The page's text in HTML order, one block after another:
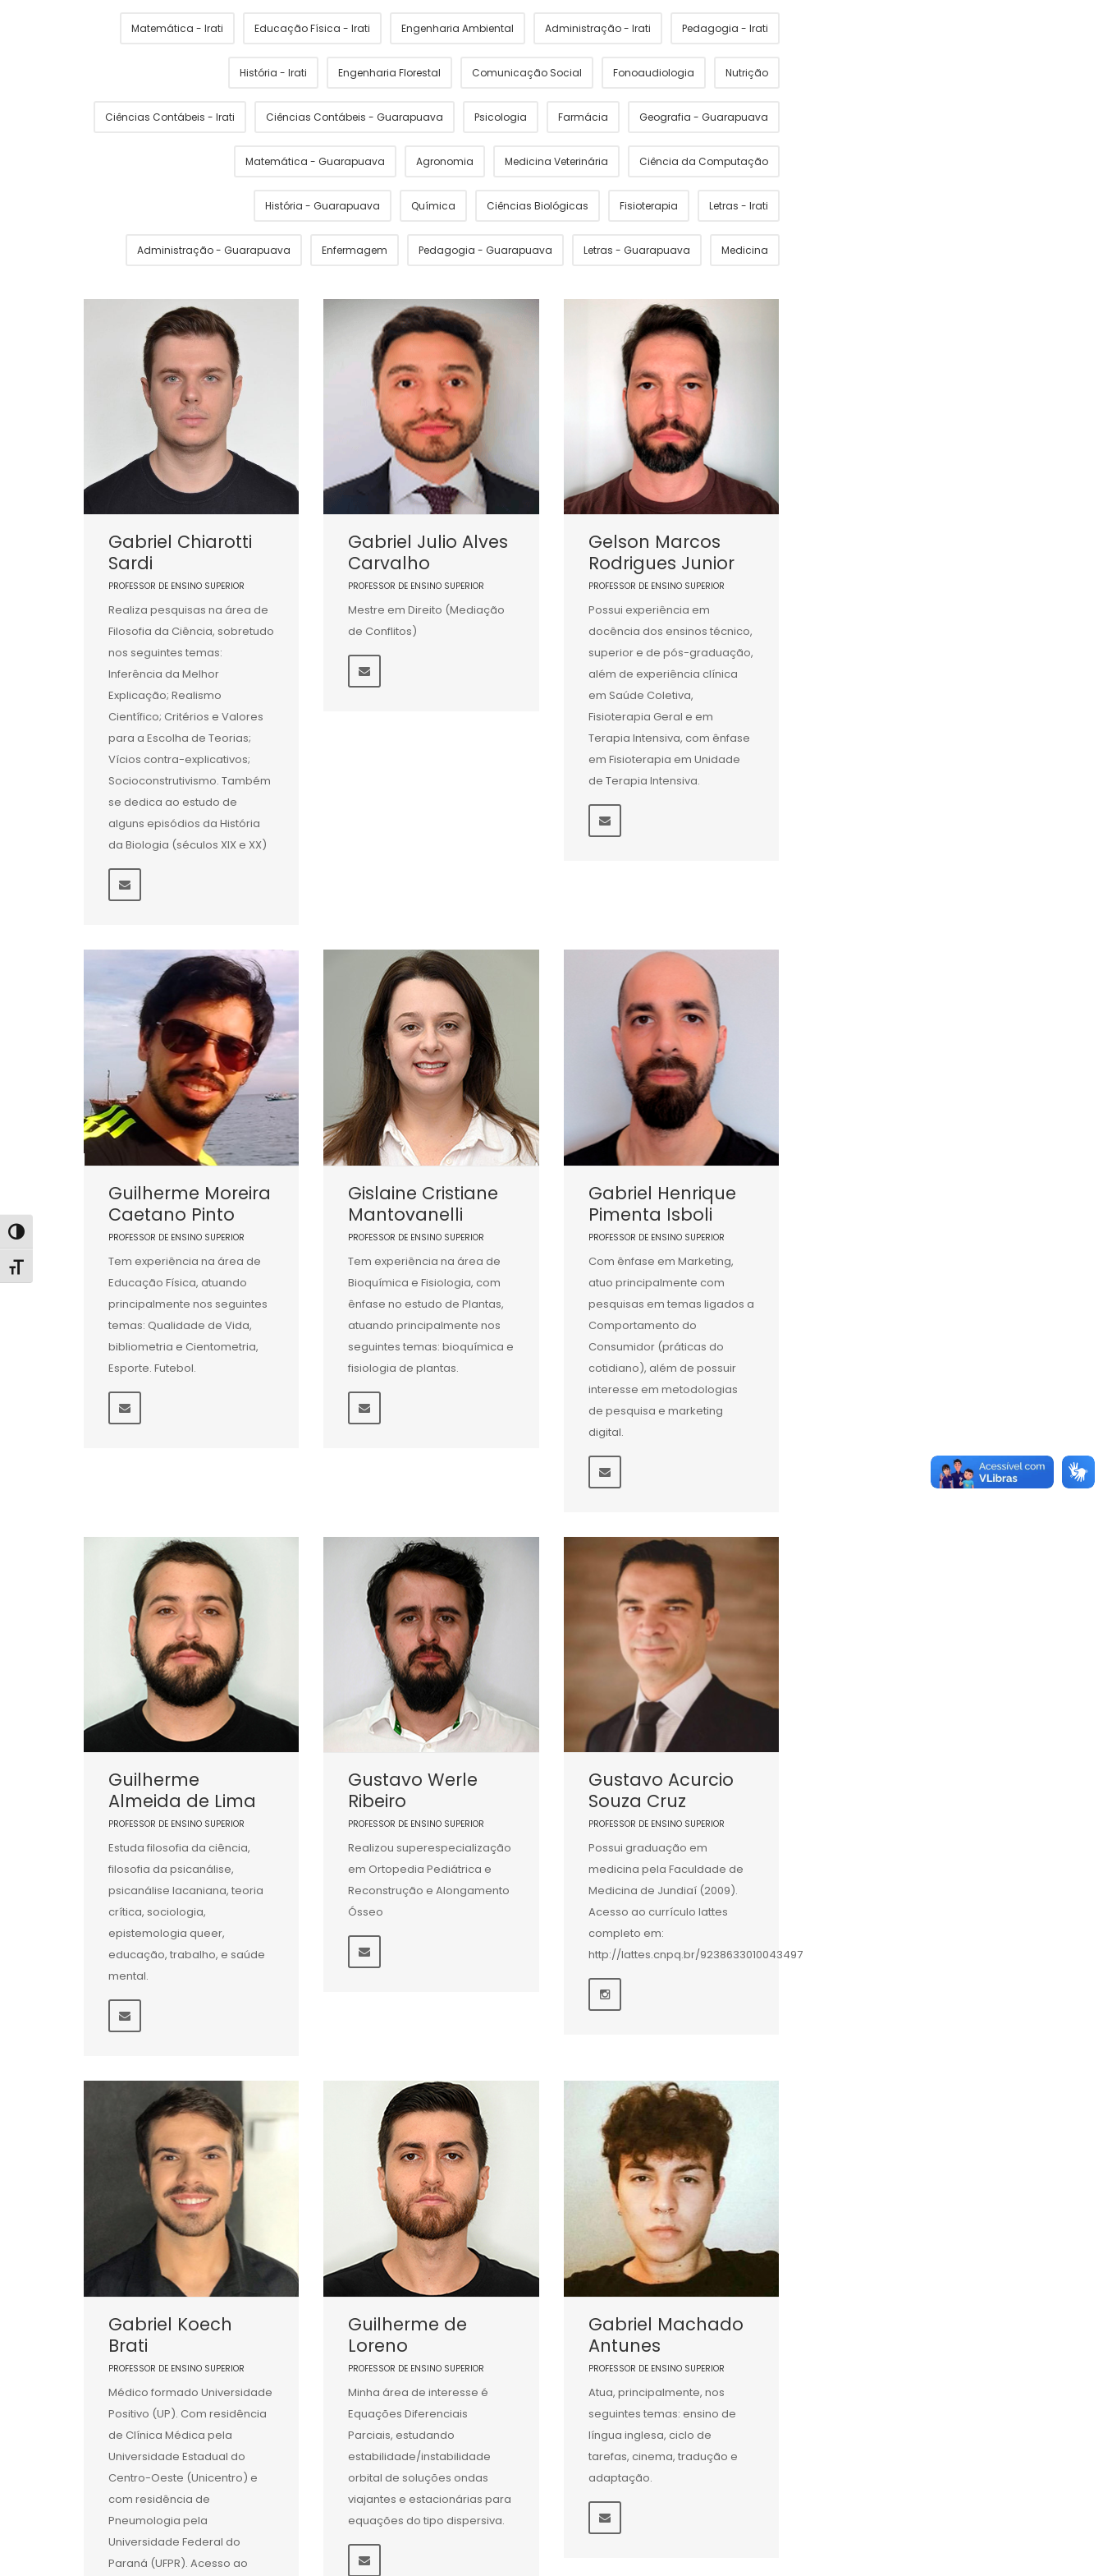
Alternar alto contraste
Alternar tamanho da fonte
Matemática - Irati Educação Física - Irati Engenharia Ambiental Administração - Irati Pedagogia - Irati
História - Irati Engenharia Florestal Comunicação Social Fonoaudiologia Nutrição
Ciências Contábeis - Irati Ciências Contábeis - Guarapuava Psicologia Farmácia Geografia - Guarapuava
Matemática - Guarapuava Agronomia Medicina Veterinária Ciência da Computação
História - Guarapuava Química Ciências Biológicas Fisioterapia Letras - Irati
Administração - Guarapuava Enfermagem Pedagogia - Guarapuava Letras - Guarapuava Medicina
Gabriel Chiarotti
Sardi
PROFESSOR DE ENSINO SUPERIOR
Realiza pesquisas na área de
Filosofia da Ciência, sobretudo
nos seguintes temas:
Inferência da Melhor
Explicação; Realismo
Científico; Critérios e Valores
para a Escolha de Teorias;
Vícios contra-explicativos;
Socioconstrutivismo. Também
se dedica ao estudo de
alguns episódios da História
da Biologia (séculos XIX e XX)
Gabriel Julio Alves
Carvalho
PROFESSOR DE ENSINO SUPERIOR
Mestre em Direito (Mediação
de Conflitos)
Gelson Marcos
Rodrigues Junior
PROFESSOR DE ENSINO SUPERIOR
Possui experiência em
docência dos ensinos técnico,
superior e de pós-graduação,
além de experiência clínica
em Saúde Coletiva,
Fisioterapia Geral e em
Terapia Intensiva, com ênfase
em Fisioterapia em Unidade
de Terapia Intensiva.
Guilherme Moreira
Caetano Pinto
PROFESSOR DE ENSINO SUPERIOR
Tem experiência na área de
Educação Física, atuando
principalmente nos seguintes
temas: Qualidade de Vida,
bibliometria e Cientometria,
Esporte. Futebol.
Gislaine Cristiane
Mantovanelli
PROFESSOR DE ENSINO SUPERIOR
Tem experiência na área de
Bioquímica e Fisiologia, com
ênfase no estudo de Plantas,
atuando principalmente nos
seguintes temas: bioquímica e
fisiologia de plantas.
Gabriel Henrique
Pimenta Isboli
PROFESSOR DE ENSINO SUPERIOR
Com ênfase em Marketing,
atuo principalmente com
pesquisas em temas ligados a
Comportamento do
Consumidor (práticas do
cotidiano), além de possuir
interesse em metodologias
de pesquisa e marketing
digital.
Guilherme
Almeida de Lima
PROFESSOR DE ENSINO SUPERIOR
Estuda filosofia da ciência,
filosofia da psicanálise,
psicanálise lacaniana, teoria
crítica, sociologia,
epistemologia queer,
educação, trabalho, e saúde
mental.
Gustavo Werle
Ribeiro
PROFESSOR DE ENSINO SUPERIOR
Realizou superespecialização
em Ortopedia Pediátrica e
Reconstrução e Alongamento
Ósseo
Gustavo Acurcio
Souza Cruz
PROFESSOR DE ENSINO SUPERIOR
Possui graduação em
medicina pela Faculdade de
Medicina de Jundiaí (2009).
Acesso ao currículo lattes
completo em:
http://lattes.cnpq.br/9238633010043497
Gabriel Koech
Brati
PROFESSOR DE ENSINO SUPERIOR
Médico formado Universidade
Positivo (UP). Com residência
de Clínica Médica pela
Universidade Estadual do
Centro-Oeste (Unicentro) e
com residência de
Pneumologia pela
Universidade Federal do
Paraná (UFPR). Acesso ao
Guilherme de
Loreno
PROFESSOR DE ENSINO SUPERIOR
Minha área de interesse é
Equações Diferenciais
Parciais, estudando
estabilidade/instabilidade
orbital de soluções ondas
viajantes e estacionárias para
equações do tipo dispersiva.
Gabriel Machado
Antunes
PROFESSOR DE ENSINO SUPERIOR
Atua, principalmente, nos
seguintes temas: ensino de
língua inglesa, ciclo de
tarefas, cinema, tradução e
adaptação.